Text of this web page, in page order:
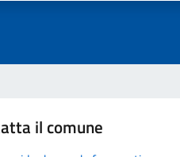
il comune